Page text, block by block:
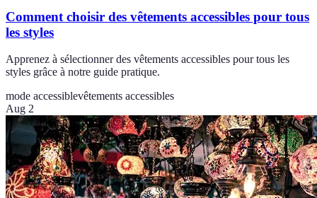
Comment choisir des vêtements accessibles pour tous
les styles
Apprenez à sélectionner des vêtements accessibles pour tous les
styles grâce à notre guide pratique.
mode accessiblevêtements accessibles
Aug 2